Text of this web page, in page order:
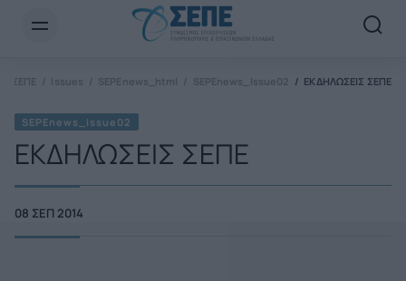
ΣΕΠΕ Issues SEPEnews_html SEPEnews_Issue02 ΕΚΔΗΛΩΣΕΙΣ ΣΕΠΕ
SEPEnews_Issue02
ΕΚΔΗΛΩΣΕΙΣ ΣΕΠΕ
08 ΣΕΠ 2014
Newsletter Email*